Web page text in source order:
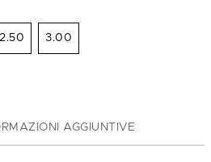
2.50 3.00
AGGIUNTIVE